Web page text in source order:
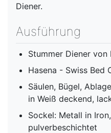
Diener.
Ausführung
Stummer Diener von
Hasena - Swiss Bed
Säulen, Bügel,
in Weiß deckend,
Sockel: Metall in
pulverbeschichtet